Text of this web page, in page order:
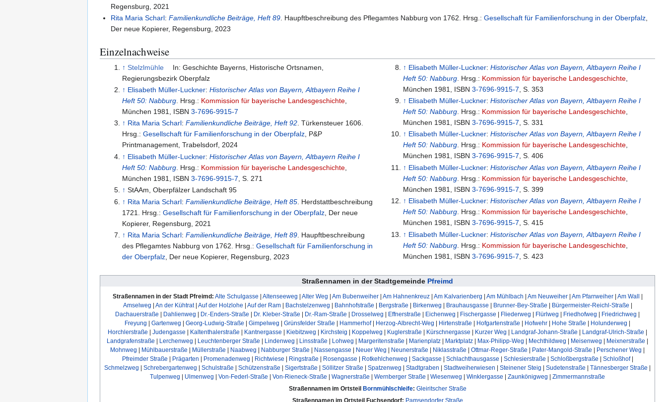
Regensburg, 2021
Rita Maria Scharl:Familienkundliche Beiträge, Heft 89. Haupftbeschreibung des Pflegamtes Nabburg von 1762. Hrsg.:Gesellschaft für Familienforschung in der Oberpfalz,
Der neue Kopierer, Regensburg, 2023
Einzelnachweise
↑ Stelzlmühle
In: Geschichte Bayerns, Historische Ortsnamen,
Regierungsbezirk Oberpfalz
↑ Elisabeth Müller-Luckner: Historischer Atlas von Bayern, Altbayern Reihe I
Heft 50: Nabburg. Hrsg.: Kommission für bayerische Landesgeschichte,
München 1981, ISBN 3-7696-9915-7
↑ Rita Maria Scharl: Familienkundliche Beiträge, Heft 92. Türkensteuer 1606.
Hrsg.: Gesellschaft für Familienforschung in der Oberpfalz, P&P
Printmanagement, Trabelsdorf, 2024
↑ Elisabeth Müller-Luckner: Historischer Atlas von Bayern, Altbayern Reihe I
Heft 50: Nabburg. Hrsg.: Kommission für bayerische Landesgeschichte,
München 1981, ISBN 3-7696-9915-7 , S. 271
↑ StAAm, Oberpfälzer Landschaft 95
↑ Rita Maria Scharl: Familienkundliche Beiträge, Heft 85. Herdstattbeschreibung
1721. Hrsg.: Gesellschaft für Familienforschung in der Oberpfalz, Der neue
Kopierer, Regensburg, 2021
↑ Rita Maria Scharl: Familienkundliche Beiträge, Heft 89. Haupftbeschreibung
des Pflegamtes Nabburg von 1762. Hrsg.: Gesellschaft für Familienforschung in
der Oberpfalz
, Der neue Kopierer, Regensburg, 2023
↑ Elisabeth Müller-Luckner:Historischer Atlas von Bayern, Altbayern Reihe I
Heft 50: Nabburg . Hrsg.: Kommission für bayerische Landesgeschichte
München 1981, ISBN3-7696-9915-7 , S. 353
↑ Elisabeth Müller-Luckner:Historischer Atlas von Bayern, Altbayern Reihe I
Heft 50: Nabburg . Hrsg.: Kommission für bayerische Landesgeschichte
München 1981, ISBN3-7696-9915-7 , S. 331
↑ Elisabeth Müller-Luckner:Historischer Atlas von Bayern, Altbayern Reihe I
Heft 50: Nabburg. Hrsg.: Kommission für bayerische Landesgeschichte,
München 1981, ISBN3-7696-9915-7, S. 406
↑ Elisabeth Müller-Luckner:Historischer Atlas von Bayern, Altbayern Reihe I
Heft 50: Nabburg . Hrsg.: Kommission für bayerische Landesgeschichte
München 1981, ISBN3-7696-9915-7 , S. 399
↑ Elisabeth Müller-Luckner:Historischer Atlas von Bayern, Altbayern Reihe I
Heft 50: Nabburg . Hrsg.: Kommission für bayerische Landesgeschichte
München 1981, ISBN3-7696-9915-7 , S. 415
↑ Elisabeth Müller-Luckner:Historischer Atlas von Bayern, Altbayern Reihe I
Heft 50: Nabburg . Hrsg.: Kommission für bayerische Landesgeschichte
München 1981, ISBN3-7696-9915-7 , S. 423
Straßennamen in der Stadtgemeinde Pfreimd
Straßennamen in der Stadt Pfreimd: Alte Schulgasse Altenseeweg Alter Weg Am Bubenweiher| Am Hahnenkreuz| Am Kalvarienberg Am Mühlbach Am Neuweiher| Am Pfarrweiher| Am Wall
Amselweg
An der Kühtrat| Auf der Holzlohe Auf der Ram| Bachstelzenweg Bahnhofstraße Bergstraße Birkenweg Brauhausgasse Brunner-Bey-Straße Bürgermeister-Reichl-Straße
Dachauerstraße
Dahlienweg Dr.-Enders-Straße Dr. Kleber-Straße Dr.-Ram-Straße Drosselweg Effnerstraße Eichenweg Fischergasse Fliederweg Flürlweg Friedhofweg Friedrichweg
Freyung
Gartenweg Georg-Ludwig-Straße Gimpelweg Grünsfelder Straße Hammerhof| Herzog-Albrecht-Weg Hirtenstraße Hofgartenstraße Hofwehr Hohe Straße Holunderweg
Horchlerstraße
Judengasse Kaltenthalerstraße Kantnergasse Kiebitzweg Kirchsteig Koppelweg Kuglerstraße Kürschnergasse Kurzer Weg Landgraf-Johann-Straße Landgraf-Ulrich-Straße
Landgrafenstraße
Lerchenweg Leuchtenberger Straße Lindenweg Linsstraße Lohweg Margeritenstraße Marienplatz Marktplatz Max-Philipp-Weg Mechthildweg Meisenweg Meixnerstraße
Mohnweg
Mühlbauerstraße Müllerstraße Naabweg Nabburger Straße Nassengasse Neuer Weg Neunerstraße Niklasstraße Ottmar-Reger-Straße Pater-Mangold-Straße Perschener Weg
Pfreimder Straße
Prägarten Promenadenweg Richtwiese Ringstraße Rosengasse Rotkehlchenweg Sackgasse Schlachthausgasse Schlesierstraße Schloßbergstraße Schloßhof|
Schmelzweg
Schrebergartenweg Schulstraße Schützenstraße Sigertstraße Söllitzer Straße Spatzenweg Stadtgraben Stadtweiherwiesen Steinener Steig Sudetenstraße Tännesberger Straße
Tulpenweg
Ulmenweg Von-Federl-Straße Von-Rieneck-Straße Wagnerstraße Wernberger Straße Wiesenweg Winklergasse Zaunkönigweg
Zimmermannstraße
Straßennamen im Ortsteil
Bornmühlschleife: Gleiritscher Straße
Straßennamen im Ortsteil Fuchsendorf: Pamsendorfer Straße